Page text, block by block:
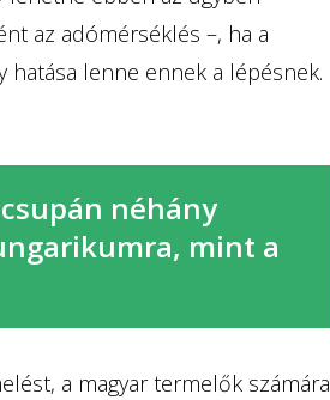
az adómérséklés –, ha a
hatása lenne ennek a lépésnek.
néhány
mint a
a magyar termelők számára